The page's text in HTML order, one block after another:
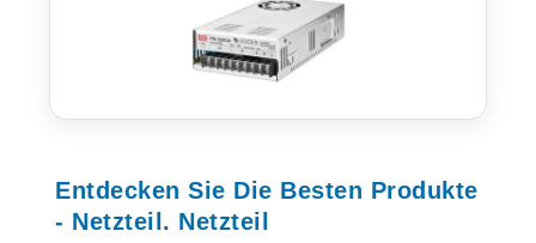
Entdecken Sie Die Besten Produkte
- Netzteil. Netzteil